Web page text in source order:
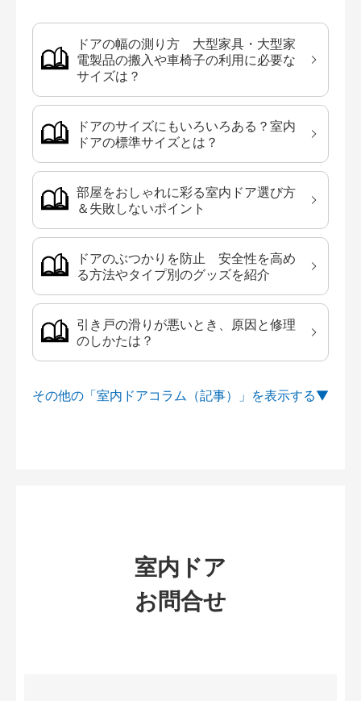
ドアの幅の測り方 大型家具・大型家
電製品の搬入や車椅子の利用に必要な
サイズは？
ドアのサイズにもいろいろある？室内
ドアの標準サイズとは？
部屋をおしゃれに彩る室内ドア選び方
＆失敗しないポイント
ドアのぶつかりを防止 安全性を高め
る方法やタイプ別のグッズを紹介
引き戸の滑りが悪いとき、原因と修理
のしかたは？
その他の「室内ドアコラム（記事）」を
室内ドア
お問合せ